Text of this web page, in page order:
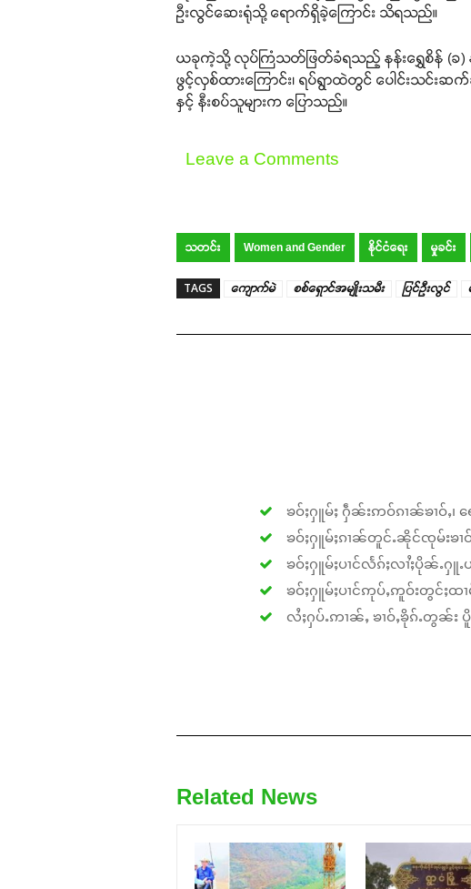
ဦးလွင်ဆေးရုံသို့ ရောက်ရှိခဲ့ကြောင်း သိရသည်။
ယခုကဲ့သို့ လုပ်ကြံသတ်ဖြတ်ခံရသည့် နန်းရွှေစိန် (ခ) နန်
ဖွင့်လှစ်ထားကြောင်း၊ ရပ်ရွာထဲတွင် ပေါင်းသင်းဆက်
နှင့် နီးစပ်သူများက ပြောသည်။
Leave a Comments
သတင်း Women and Gender နိုင်ငံရေး မှုခင်း
TAGS ကျောက်မဲ စစ်ရှောင်အမျိုးသမီး ပြင်ဉီးလွင်
ၶဝ်ႈႁူမ်ႈ ႁဵၼ်းဢဝ်ၵၢၼ်ၶၢဝ်ႇ၊
ၶဝ်ႈႁူမ်ႈၵၢၼ်တူင်ႉၼိုင်ၸုမ်းၶၢ
ၶဝ်ႈႁူမ်ႈပၢင်လႅၵ်ႈလၢႆႈပိုၼ်ႉႁူ
ၶဝ်ႈႁူမ်ႈပၢင်ဢုပ်ႇဢူဝ်းတွင်ႈထၢမ်
လႆႈႁပ်ႉဢၢၼ်ႇ ၶၢဝ်ႇၶိုၵ်ႉတွၼ်း
Related News